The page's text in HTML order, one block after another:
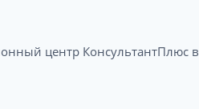
центр КонсультантПлюс в